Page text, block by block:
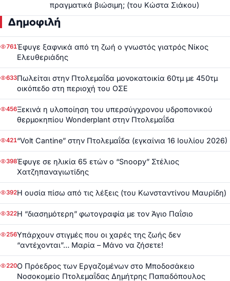
πραγματικά βιώσιμη; (του Κώστα Σιάκου)
Δημοφιλή
761Έφυγε ξαφνικά από τη ζωή ο γνωστός γιατρός Νίκος
Ελευθεριάδης
633Πωλείται στην Πτολεμαΐδα μονοκατοικία 60τμ με 450τμ
οικόπεδο στη περιοχή του ΟΣΕ
456Ξεκινά η υλοποίηση του υπερσύγχρονου υδροπονικού
θερμοκηπίου Wonderplant στην Πτολεμαΐδα
421“Volt Cantine” στην Πτολεμαΐδα (εγκαίνια 16 Ιουλίου 2026)
398Έφυγε σε ηλικία 65 ετών ο “Snoopy” Στέλιος
Χατζηπαναγιωτίδης
392Η ουσία πίσω από τις λέξεις (του Κωνσταντίνου Μαυρίδη)
322Η “διασημότερη” φωτογραφία με τον Άγιο Παΐσιο
256Υπάρχουν στιγμές που οι χαρές της ζωής δεν
“αντέχονται”… Μαρία – Μάνο να ζήσετε!
220Ο Πρόεδρος των Εργαζομένων στο Μποδοσάκειο
Νοσοκομείο Πτολεμαΐδας Δημήτρης Παπαδόπουλος